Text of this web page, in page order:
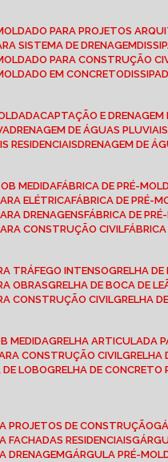
MOLDADO PARA PROJETOS
SISTEMA DE DRENAGEM
PARA CONSTRUÇÃO
EM CONCRETO
CAPTAÇÃO E
DRENAGEM DE ÁGUAS
RESIDENCIAIS DRENAGEM DE
MEDIDA FÁBRICA DE PRÉ-
ELÉTRICA FÁBRICA DE PRÉ-
DRENAGENS FÁBRICA DE
CONSTRUÇÃO CIVIL
TRÁFEGO INTENSO
GRELHA
OBRAS
GRELHA DE BOCA DE
CONSTRUÇÃO CIVIL
GRELHA
MEDIDA
GRELHA ARTICULADA
CONSTRUÇÃO CIVIL
DE LOBO
GRELHA DE
PROJETOS DE CONSTRUÇÃO
FACHADAS RESIDENCIAIS
DRENAGEM
GÁRGULA PRÉ-